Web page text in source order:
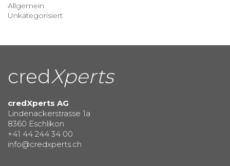
Allgemein
Unkategorisiert
credXperts
credXperts AG
Lindenackerstrasse 1a
8360 Eschlikon
+41 44 244 34 00
info@credxperts.ch